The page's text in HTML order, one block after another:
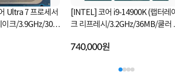
Ultra 7 프로세서
[INTEL] 코어 i9-14900K (랩터레이
크 리프레시/3.2GHz/36MB/쿨러
740,000원